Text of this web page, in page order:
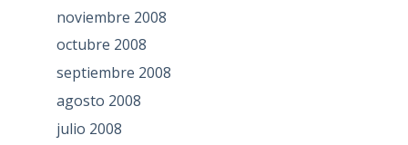
noviembre 2008
octubre 2008
septiembre 2008
agosto 2008
julio 2008